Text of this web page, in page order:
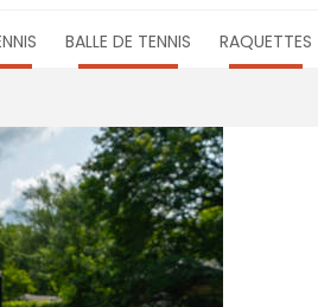
BALLE DE TENNIS RAQUETTES